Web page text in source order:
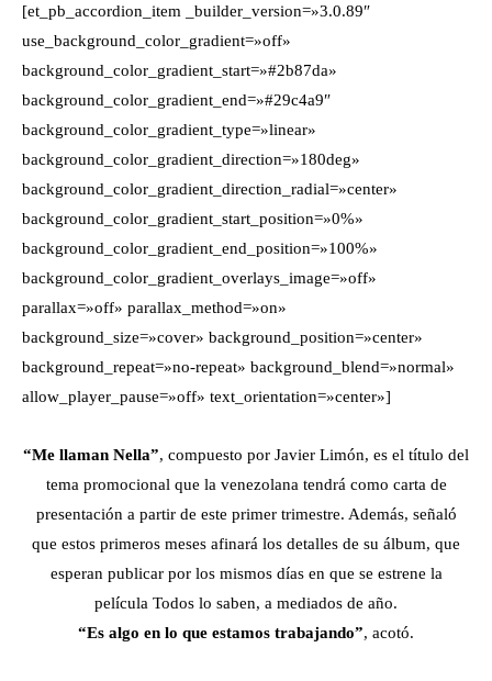
[et_pb_accordion_item _builder_version=»3.0.89″
use_background_color_gradient=»off»
background_color_gradient_start=»#2b87da»
background_color_gradient_end=»#29c4a9″
background_color_gradient_type=»linear»
background_color_gradient_direction=»180deg»
background_color_gradient_direction_radial=»center»
background_color_gradient_start_position=»0%»
background_color_gradient_end_position=»100%»
background_color_gradient_overlays_image=»off»
parallax=»off» parallax_method=»on»
background_size=»cover» background_position=»center»
background_repeat=»no-repeat» background_blend=»normal»
allow_player_pause=»off» text_orientation=»center»]
“Me llaman Nella”, compuesto por Javier Limón, es el título del
tema promocional que la venezolana tendrá como carta de
presentación a partir de este primer trimestre. Además, señaló
que estos primeros meses afinará los detalles de su álbum, que
esperan publicar por los mismos días en que se estrene la
película Todos lo saben, a mediados de año.
“Es algo en lo que estamos trabajando”, acotó.